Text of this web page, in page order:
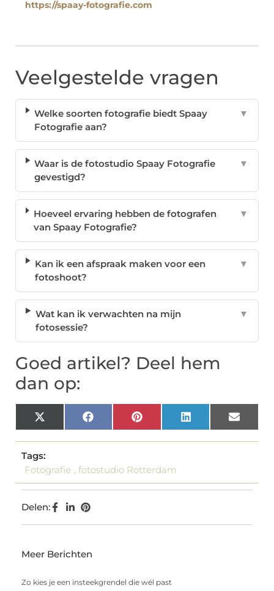
https://spaay-fotografie.com
Veelgestelde vragen
Welke soorten fotografie biedt Spaay
Fotografie aan?
▼
Waar is de fotostudio Spaay Fotografie
gevestigd?
▼
Hoeveel ervaring hebben de fotografen
van Spaay Fotografie?
▼
Kan ik een afspraak maken voor een
fotoshoot?
▼
Wat kan ik verwachten na mijn
fotosessie?
▼
Goed artikel? Deel hem
dan op:
X
(Twitter)
FacebookPinterest LinkedIn Email
Tags:
Fotografie , fotostudio Rotterdam
Delen:
Meer Berichten
Zo kies je een insteekgrendel die wél past